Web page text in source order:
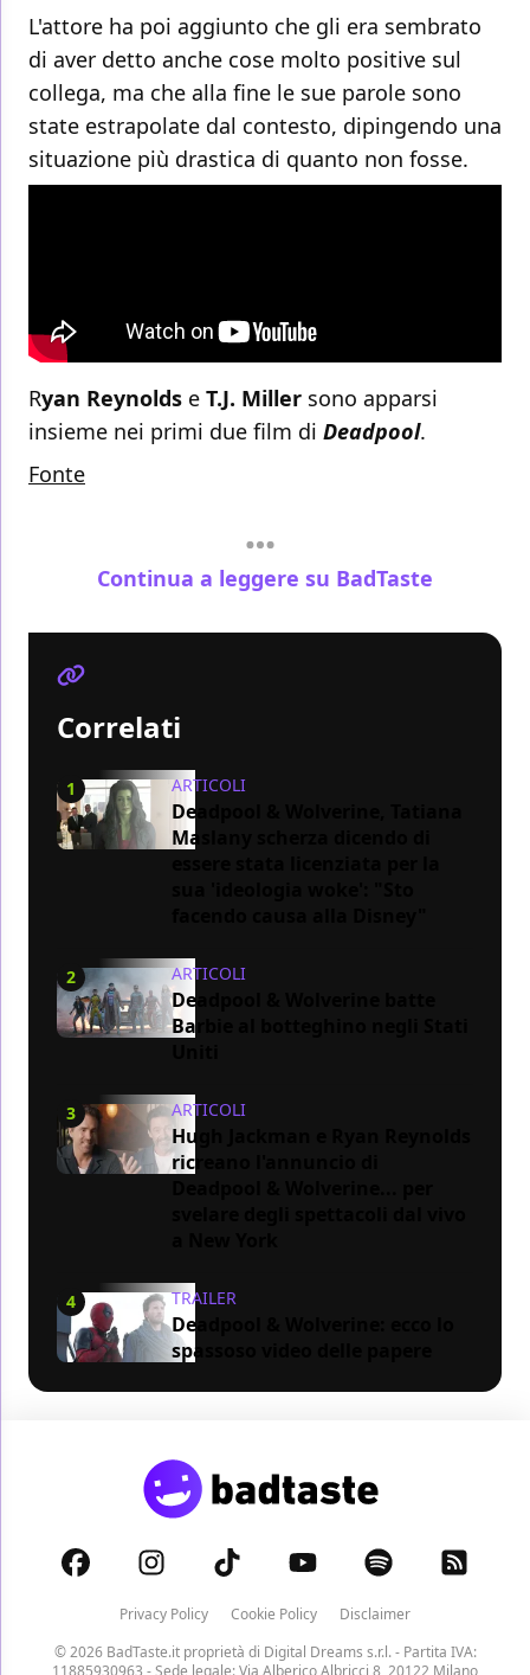
L'attore ha poi aggiunto che gli era sembrato
di aver detto anche cose molto positive sul
collega, ma che alla fine le sue parole sono
state estrapolate dal contesto, dipingendo una
situazione più drastica di quanto non fosse.
Ryan Reynolds e T.J. Miller sono apparsi
insieme nei primi due film di Deadpool.
Fonte
Continua a leggere su BadTaste
Correlati
1 ARTICOLI
Deadpool & Wolverine, Tatiana
Maslany scherza dicendo di
2 ARTICOLI
Deadpool & Wolverine batte
Barbie al botteghino negli Stati
3 ARTICOLI
Hugh Jackman e Ryan Reynolds
ricreano l'annuncio di
4 TRAILER
Deadpool & Wolverine: ecco lo
spassoso video delle papere
Privacy Policy Cookie Policy
Disclaimer
© 2026 BadTaste.it proprietà di Digital Dreams s.r.l.- Partita IVA:
11885930963 - Sede legale: Via Alberico Albricci 8, 20122 Milano